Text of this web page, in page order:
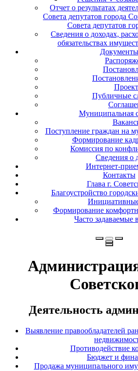
Отчет о результатах
Совета депутатов города
Совета депутатов
Сведения о доходах,
обязательствах
Документы
Публичные
Муниципальная
Поступление граждан на
Формирование
Комиссия по
Сведения о
Интернет-
Контакты
Глава г.
Благоустройство
Формирование
Часто задаваемые
Деятельность
Выявление правообладателей
Противодействие
Бюджет и
Продажа муниципального